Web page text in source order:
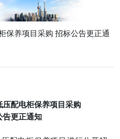
保养项目采购 招标公告更正通
压配电柜保养项目采购
告更正通知